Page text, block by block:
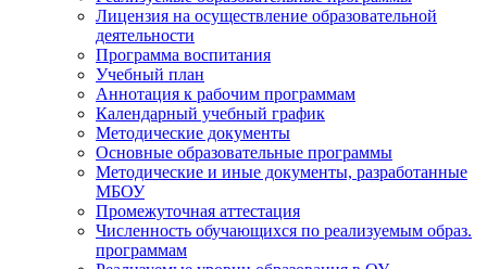
Лицензия на осуществление образовательной
деятельности
Программа воспитания
Учебный план
Аннотация к рабочим программам
Календарный учебный график
Методические документы
Основные образовательные программы
Методические и иные документы, разработанные
МБОУ
Промежуточная аттестация
Численность обучающихся по реализуемым образ.
программам